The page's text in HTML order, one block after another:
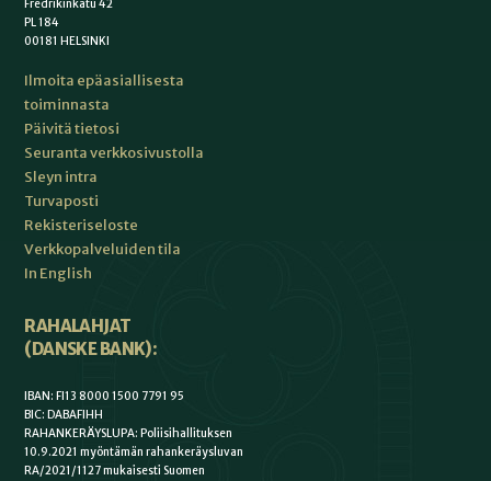
Fredrikinkatu 42
PL 184
00181 HELSINKI
Ilmoita epäasiallisesta
toiminnasta
Päivitä tietosi
Seuranta verkkosivustolla
Sleyn intra
Turvaposti
Rekisteriseloste
Verkkopalveluiden tila
In English
RAHALAHJAT
(DANSKE BANK):
IBAN: FI13 8000 1500 7791 95
BIC: DABAFIHH
RAHANKERÄYSLUPA: Poliisihallituksen
10.9.2021 myöntämän rahankeräysluvan
RA/2021/1127 mukaisesti Suomen